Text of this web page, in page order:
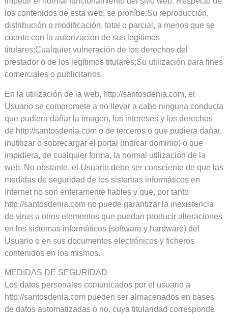
los contenidos de esta web, se prohíbe:Su reproducción,
distribución o modificación, total o parcial, a menos que se
cuente con la autorización de sus legítimos
titulares;Cualquier vulneración de los derechos del
prestador o de los legítimos titulares;Su utilización para fines
comerciales o publicitarios.
En la utilización de la web, http://santosdenia.com, el
Usuario se compromete a no llevar a cabo ninguna conducta
que pudiera dañar la imagen, los intereses y los derechos
de http://santosdenia.com o de terceros o que pudiera dañar,
inutilizar o sobrecargar el portal (indicar dominio) o que
impidiera, de cualquier forma, la normal utilización de la
web. No obstante, el Usuario debe ser consciente de que las
medidas de seguridad de los sistemas informáticos en
Internet no son enteramente fiables y que, por tanto
http://santosdenia.com no puede garantizar la inexistencia
de virus u otros elementos que puedan producir alteraciones
en los sistemas informáticos (software y hardware) del
Usuario o en sus documentos electrónicos y ficheros
contenidos en los mismos.
MEDIDAS DE SEGURIDAD
Los datos personales comunicados por el usuario a
http://santosdenia.com pueden ser almacenados en bases
de datos automatizadas o no, cuya titularidad corresponde